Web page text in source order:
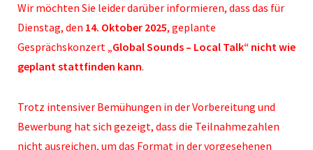
Wir möchten Sie leider darüber informieren, dass das für
Dienstag, den 14. Oktober 2025, geplante
Gesprächskonzert„Global Sounds – Local Talk“ nicht wie
geplant stattfinden kann.
Trotz intensiver Bemühungen in der Vorbereitung und
Bewerbung hat sich gezeigt, dass die Teilnahmezahlen
nicht ausreichen, um das Format in der vorgesehenen